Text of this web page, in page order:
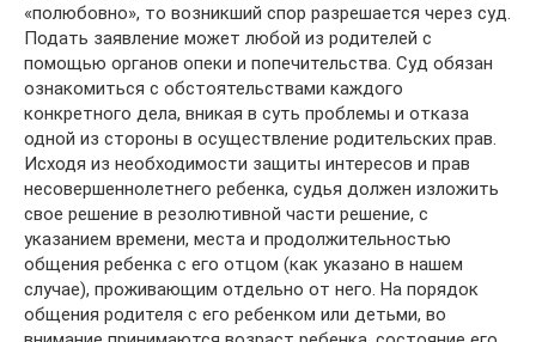
«полюбовно», то возникший спор разрешается через суд.
Подать заявление может любой из родителей с
помощью органов опеки и попечительства. Суд обязан
ознакомиться с обстоятельствами каждого
конкретного дела, вникая в суть проблемы и отказа
одной из стороны в осуществление родительских прав.
Исходя из необходимости защиты интересов и прав
несовершеннолетнего ребенка, судья должен изложить
свое решение в резолютивной части решение, с
указанием времени, места и продолжительностью
общения ребенка с его отцом (как указано в нашем
случае), проживающим отдельно от него. На порядок
общения родителя с его ребенком или детьми, во